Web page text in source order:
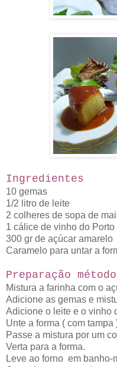
Ingredientes
10 gemas
1/2 litro de leite
2 colheres de sopa de
1 cálice de vinho do Porto
300 gr de açúcar amarelo
Caramelo para untar a
Preparação
Mistura a farinha com o
Adicione as gemas e
Adicione o leite e o vinho
Unte a forma ( com tampa
Passe a mistura por um
Verta para a forma.
Leve ao forno em banho-